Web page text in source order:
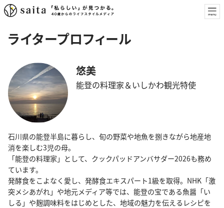
ライタープロフィール
悠美
能登の料理家＆いしかわ観光特使
石川県の能登半島に暮らし、旬の野菜や地魚を捌きながら地産地
消を楽しむ3児の母。
「能登の料理家」として、クックパッドアンバサダー2026も務め
ています。
発酵食をこよなく愛し、発酵食エキスパート1級を取得。NHK「激
突メシあがれ」や地元メディア等では、能登の宝である魚醤「い
しる」や麹調味料をはじめとした、地域の魅力を伝えるレシピを